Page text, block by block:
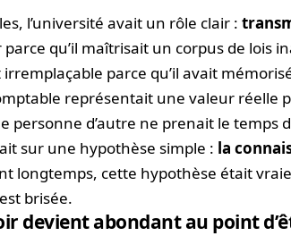
l’université avait un rôle clair :
qu’il maîtrisait un corpus de lois
parce qu’il avait
représentait une valeur réelle
personne d’autre ne prenait le temps
sur une hypothèse simple : la
longtemps, cette hypothèse était
brisée.
devient abondant au point